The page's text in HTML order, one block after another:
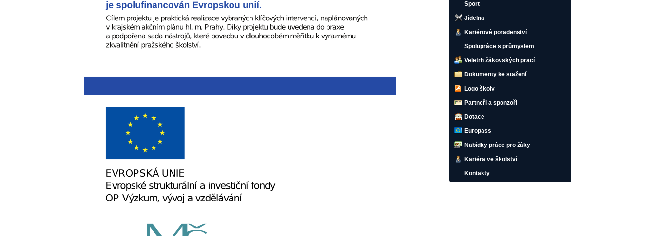
Sport
Jídelna
Kariérové poradenství
Spolupráce s průmyslem
Veletrh žákovských prací
Dokumenty ke stažení
Logo školy
Partneři a sponzoři
Dotace
Europass
Nabídky práce pro žáky
Kariéra ve školství
Kontakty